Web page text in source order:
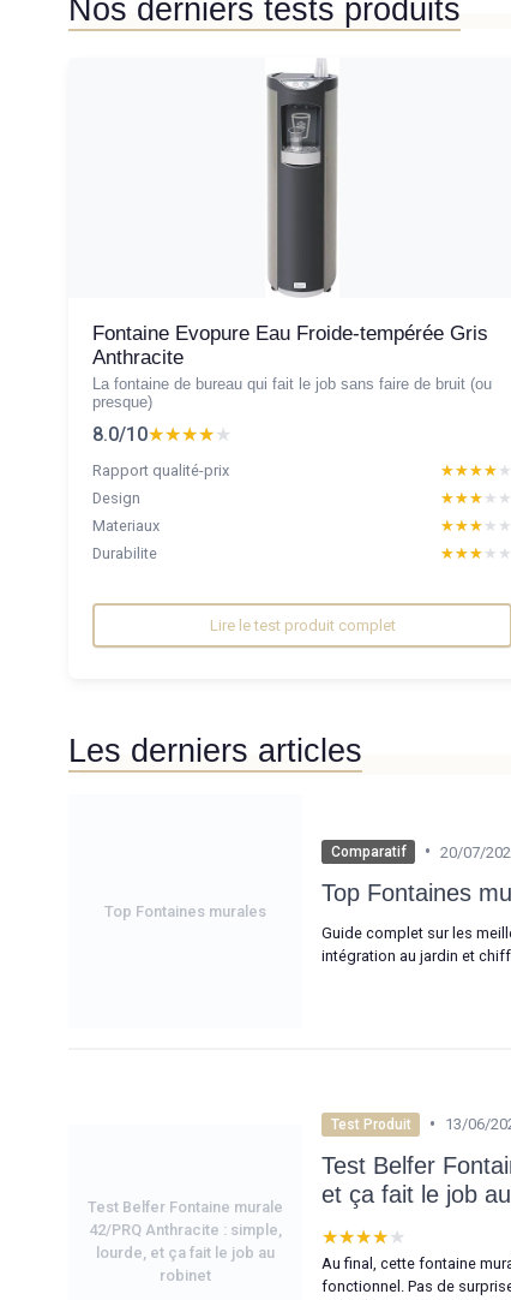
Nos derniers tests produits
Fontaine Evopure Eau Froide-tempérée Gris
Anthracite
La fontaine de bureau qui fait le job sans faire de bruit (ou
presque)
8.0/10★★★★★
★★★★★
Rapport qualité-prix ★★★★★
★★★★★
Design
★★★★★
★★★★★
Materiaux
★★★★★
★★★★★
Durabilite
★★★★★
★★★★★
Lire le test produit complet
Les derniers articles
Top Fontaines murales
Comparatif • 20/07/
Top Fontaines
Guide complet sur les
intégration au jardin et
Test Belfer Fontaine murale
42/PRQ Anthracite : simple,
lourde, et ça fait le job au
robinet
Test Produit • 13/06/
Test Belfer
et ça fait le job
★★★★★
★★★★★
Au final, cette fontaine
fonctionnel. Pas de